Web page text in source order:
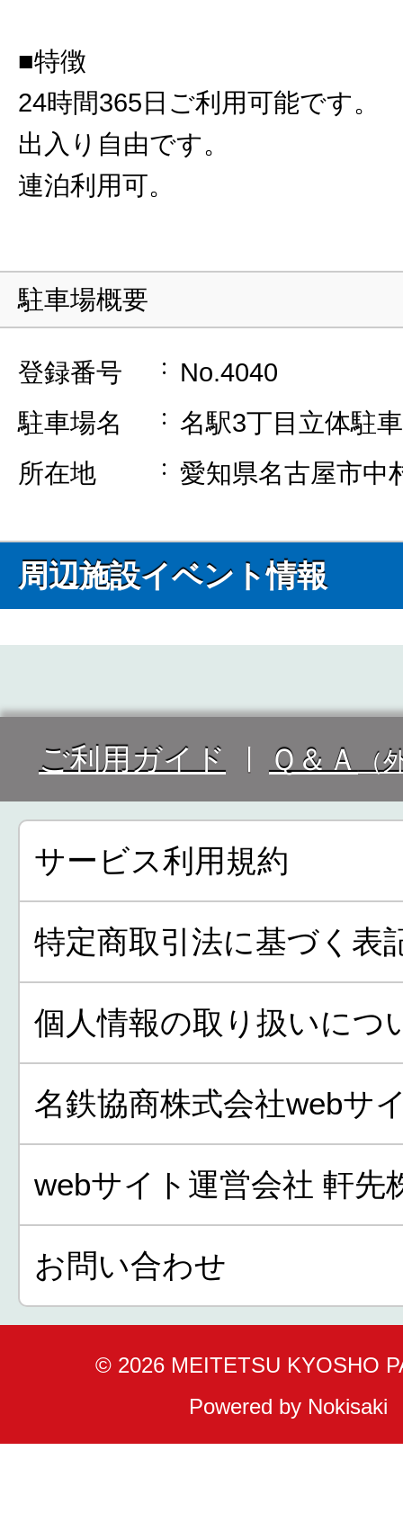
■特徴
24時間365日ご利用可能です。
出入り自由です。
連泊利用可。
駐車場概要
登録番号
No.4040
駐車場名
名駅3丁目立体駐
所在地
愛知県名古屋市中
周辺施設イベント情報
ご利用ガイド Ｑ＆Ａ （
サービス利用規約
特定商取引法に基づく表
個人情報の取り扱いにつ
名鉄協商株式会社webサ
webサイト運営会社 軒先
お問い合わせ
© 2026 MEITETSU KYOSHO
Powered by Nokisaki